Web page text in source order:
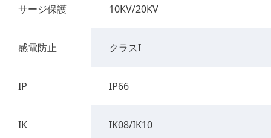
サージ保護 10KV/20KV
感電防止 クラスI
IP IP66
IK IK08/IK10